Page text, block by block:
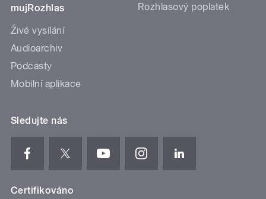
mujRozhlas
Živé vysílání
Audioarchiv
Podcasty
Mobilní aplikace
Rozhlasový poplatek
Sledujte nás
Certifikováno